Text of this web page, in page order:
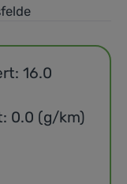
16.0
0.0 (g/km)